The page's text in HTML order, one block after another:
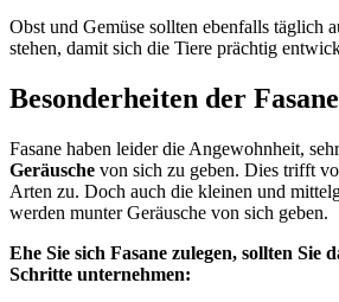
Obst und Gemüse sollten ebenfalls täglich
stehen, damit sich die Tiere prächtig
Besonderheiten der Fasane
Fasane haben leider die Angewohnheit,
Geräusche von sich zu geben. Dies trifft
Arten zu. Doch auch die kleinen und
werden munter Geräusche von sich geben.
Ehe Sie sich Fasane zulegen, sollten Sie
Schritte unternehmen: